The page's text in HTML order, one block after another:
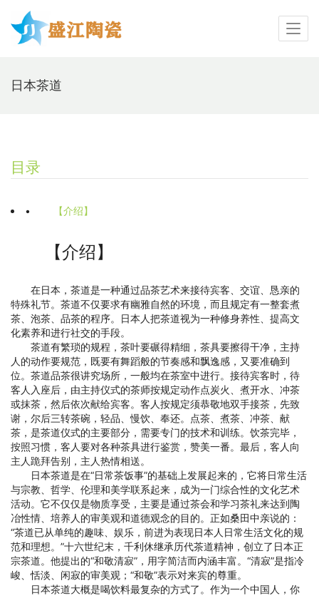
日本茶道
目录
• 【介绍】
【介绍】
在日本，茶道是一种通过品茶艺术来接待宾客、交谊、恳亲的
特殊礼节。茶道不仅要求有幽雅自然的环境，而且规定有一整套煮
茶、泡茶、品茶的程序。日本人把茶道视为一种修身养性、提高文
化素养和进行社交的手段。
茶道有繁琐的规程，茶叶要碾得精细，茶具要擦得干净，主持
人的动作要规范，既要有舞蹈般的节奏感和飘逸感，又要准确到
位。茶道品茶很讲究场所，一般均在茶室中进行。接待宾客时，待
客人入座后，由主持仪式的茶师按规定动作点炭火、煮开水、冲茶
或抹茶，然后依次献给宾客。客人按规定须恭敬地双手接茶，先致
谢，尔后三转茶碗，轻品、慢饮、奉还。点茶、煮茶、冲茶、献
茶，是茶道仪式的主要部分，需要专门的技术和训练。饮茶完毕，
按照习惯，客人要对各种茶具进行鉴赏，赞美一番。最后，客人向
主人跪拜告别，主人热情相送。
日本茶道是在“日常茶饭事”的基础上发展起来的，它将日常生活
与宗教、哲学、伦理和美学联系起来，成为一门综合性的文化艺术
活动。它不仅仅是物质享受，主要是通过茶会和学习茶礼来达到陶
冶性情、培养人的审美观和道德观念的目的。正如桑田中亲说的：
“茶道已从单纯的趣味、娱乐，前进为表现日本人日常生活文化的规
范和理想。”十六世纪末，千利休继承历代茶道精神，创立了日本正
宗茶道。他提出的“和敬清寂”，用字简洁而内涵丰富。“清寂”是指冷
峻、恬淡、闲寂的审美观；“和敬”表示对来宾的尊重。
日本茶道大概是喝饮料最复杂的方式了。作为一个中国人，你